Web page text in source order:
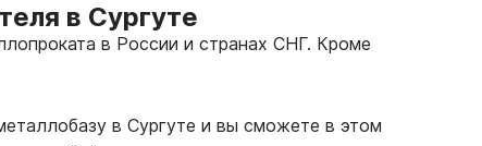
в Сургуте
в России и странах СНГ. Кроме
в Сургуте и вы сможете в этом